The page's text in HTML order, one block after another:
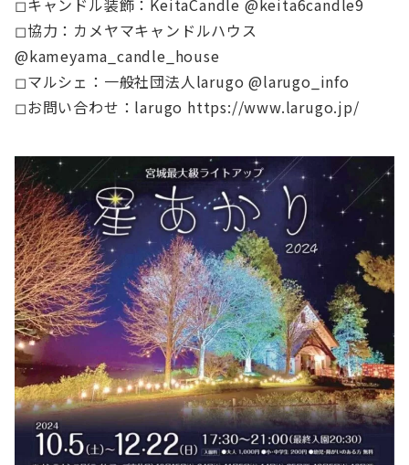
◻︎協力：カメヤマキャンドルハウス
@kameyama_candle_house
◻︎マルシェ：一般社団法人larugo @larugo_info
◻︎お問い合わせ：larugo https://www.larugo.jp/